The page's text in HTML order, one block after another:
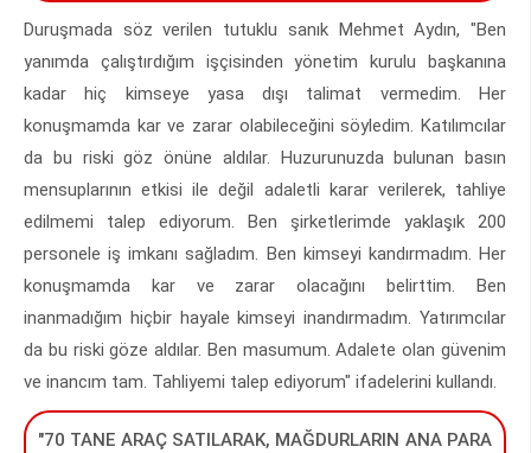
Duruşmada söz verilen tutuklu sanık Mehmet Aydın, "Ben
yanımda çalıştırdığım işçisinden yönetim kurulu başkanına
kadar hiç kimseye yasa dışı talimat vermedim. Her
konuşmamda kar ve zarar olabileceğini söyledim. Katılımcılar
da bu riski göz önüne aldılar. Huzurunuzda bulunan basın
mensuplarının etkisi ile değil adaletli karar verilerek, tahliye
edilmemi talep ediyorum. Ben şirketlerimde yaklaşık 200
personele iş imkanı sağladım. Ben kimseyi kandırmadım. Her
konuşmamda kar ve zarar olacağını belirttim. Ben
inanmadığım hiçbir hayale kimseyi inandırmadım. Yatırımcılar
da bu riski göze aldılar. Ben masumum. Adalete olan güvenim
ve inancım tam. Tahliyemi talep ediyorum" ifadelerini kullandı.
"70 TANE ARAÇ SATILARAK, MAĞDURLARIN ANA PARA